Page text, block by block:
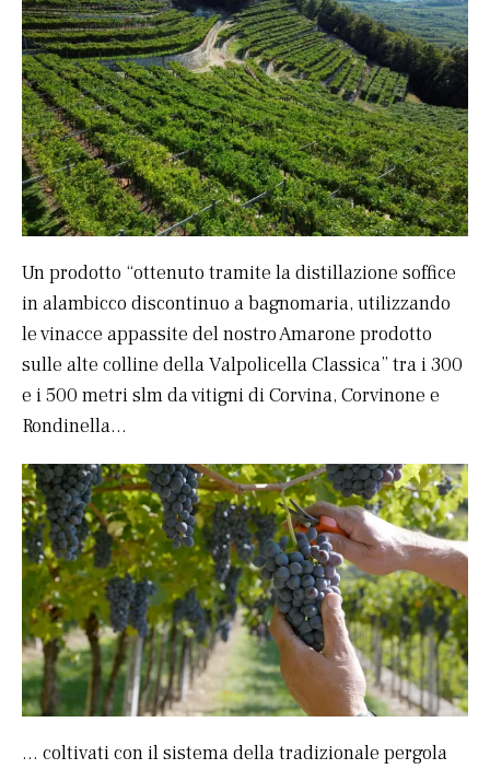
Un prodotto “ottenuto tramite la distillazione soffice
in alambicco discontinuo a bagnomaria, utilizzando
le vinacce appassite del nostro Amarone prodotto
sulle alte colline della Valpolicella Classica” tra i 300
e i 500 metri slm da vitigni di Corvina, Corvinone e
Rondinella…
… coltivati con il sistema della tradizionale pergola